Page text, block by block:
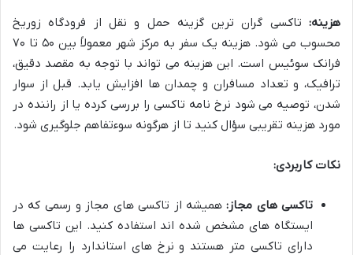
هزینه: تاکسی گران ترین گزینه حمل و نقل از فرودگاه زوریخ
محسوب می شود. هزینه یک سفر به مرکز شهر معمولاً بین ۵۰ تا ۷۰
فرانک سوئیس است. این هزینه می تواند با توجه به مقصد دقیق،
ترافیک، و تعداد مسافران و چمدان ها افزایش یابد. قبل از سوار
شدن، توصیه می شود نرخ نامه تاکسی را بررسی کرده یا از راننده در
مورد هزینه تقریبی سؤال کنید تا از هرگونه سوءتفاهم جلوگیری شود.
نکات کاربردی:
تاکسی های مجاز:همیشه از تاکسی های مجاز و رسمی که در
ایستگاه های مشخص شده اند استفاده کنید. این تاکسی ها
دارای تاکسی متر هستند و نرخ های استاندارد را رعایت می